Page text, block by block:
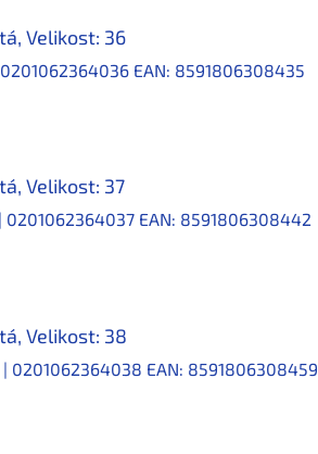
Velikost: 36
EAN: 8591806308435
Velikost: 37
| 0201062364037 EAN: 8591806308442
Velikost: 38
| 0201062364038 EAN: 8591806308459